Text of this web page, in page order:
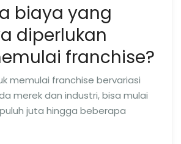
biaya yang
diperlukan
franchise?
memulai franchise bervariasi
merek dan industri, bisa mulai
juta hingga beberapa